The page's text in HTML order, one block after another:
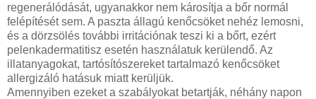
regenerálódását, ugyanakkor nem károsítja a bőr normál
felépítését sem. A paszta állagú kenőcsöket nehéz lemosni,
és a dörzsölés további irritációnak teszi ki a bőrt, ezért
pelenkadermatitisz esetén használatuk kerülendő. Az
illatanyagokat, tartósítószereket tartalmazó kenőcsöket
allergizáló hatásuk miatt kerüljük.
Amennyiben ezeket a szabályokat betartják, néhány napon